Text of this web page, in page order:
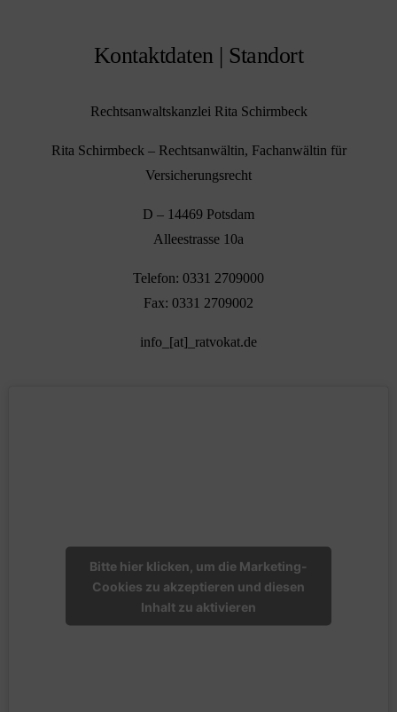
Kontaktdaten | Standort
Rechtsanwaltskanzlei Rita Schirmbeck
Rita Schirmbeck – Rechtsanwältin, Fachanwältin für
Versicherungsrecht
D – 14469 Potsdam
Alleestrasse 10a
Telefon: 0331 2709000
Fax: 0331 2709002
info_[at]_ratvokat.de
Bitte hier klicken, um die Marketing-
Cookies zu akzeptieren und diesen
Inhalt zu aktivieren